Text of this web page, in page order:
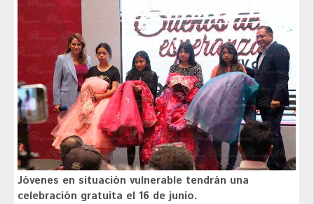
Jóvenes en situación vulnerable tendrán una
celebración gratuita el 16 de junio.